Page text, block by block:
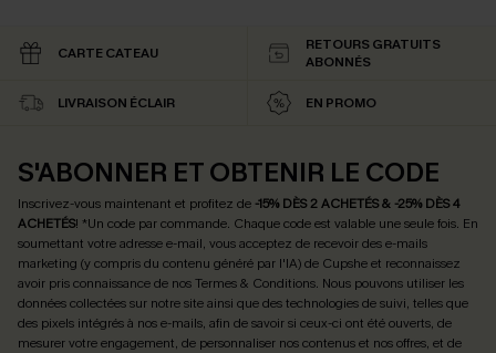
CARTE CATEAU
RETOURS GRATUITS
ABONNÉS
LIVRAISON ÉCLAIR EN PROMO
S'ABONNER ET OBTENIR LE CODE
Inscrivez-vous maintenant et profitez de -15% DÈS 2 ACHETÉS & -25% DÈS 4
ACHETÉS! *Un code par commande. Chaque code est valable une seule fois. En
soumettant votre adresse e-mail, vous acceptez de recevoir des e-mails
marketing (y compris du contenu généré par l'IA) de Cupshe et reconnaissez
avoir pris connaissance de nosTermes & Conditions. Nous pouvons utiliser les
données collectées sur notre site ainsi que des technologies de suivi, telles que
des pixels intégrés à nos e-mails, afin de savoir si ceux-ci ont été ouverts, de
mesurer votre engagement, de personnaliser nos contenus et nos offres, et de